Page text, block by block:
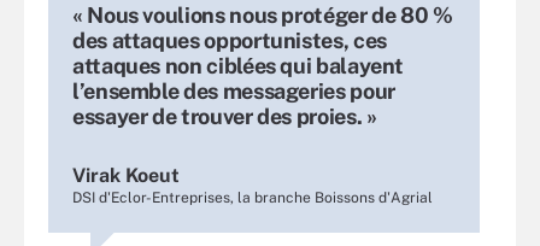
« Nous voulions nous protéger de 80 %
des attaques opportunistes, ces
attaques non ciblées qui balayent
l’ensemble des messageries pour
essayer de trouver des proies. »
Virak Koeut
DSI d'Eclor-Entreprises, la branche Boissons d'Agrial